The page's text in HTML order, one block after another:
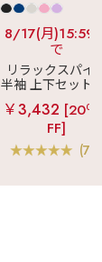
8/17(月)15:59
で
リラックスパイ
半袖 上下セット
女兼用サイズ)
￥3,432 [20
FF]